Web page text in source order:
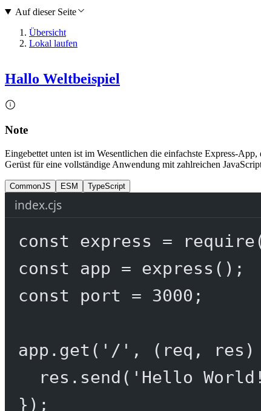
Hallo Weltbeispiel
Note
Eingebettet unten ist im Wesentlichen die einfachste Express-
Gerüst für eine vollständige Anwendung mit zahlreichen
CommonJS ESM TypeScript
index.cjs
const express = require
const
app = express ();
const
port = 3000 ;
app. get ( '/' , ( req , res )
res. send ( 'Hello
});
Auf dieser Seite
Übersicht
Lokal laufen